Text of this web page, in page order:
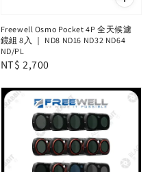
Freewell Osmo Pocket 4P 全天候濾
鏡組 8入 ｜ ND8 ND16 ND32 ND64
ND/PL
Regular
NT$ 2,700